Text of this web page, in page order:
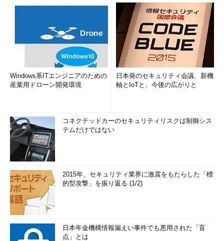
Windows系ITエンジニアのための
産業用ドローン開発環境
日本発のセキュリティ会議、新機
軸とIoTと、今後の広がりと
コネクテッドカーのセキュリティリスクは制御シス
テムだけではない
2015年、セキュリティ業界に激震をもたらした「標
的型攻撃」を振り返る (1/2)
日本年金機構情報漏えい事件でも悪用された「盲
点」とは